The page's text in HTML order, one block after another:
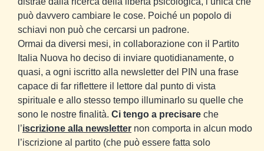
può davvero cambiare le cose. Poiché un popolo di
schiavi non può che cercarsi un padrone.
Ormai da diversi mesi, in collaborazione con il Partito
Italia Nuova ho deciso di inviare quotidianamente, o
quasi, a ogni iscritto alla newsletter del PIN una frase
capace di far riflettere il lettore dal punto di vista
spirituale e allo stesso tempo illuminarlo su quelle che
sono le nostre finalità. Ci tengo a precisare che
l’iscrizione alla newsletter non comporta in alcun modo
l’iscrizione al partito (che può essere fatta solo